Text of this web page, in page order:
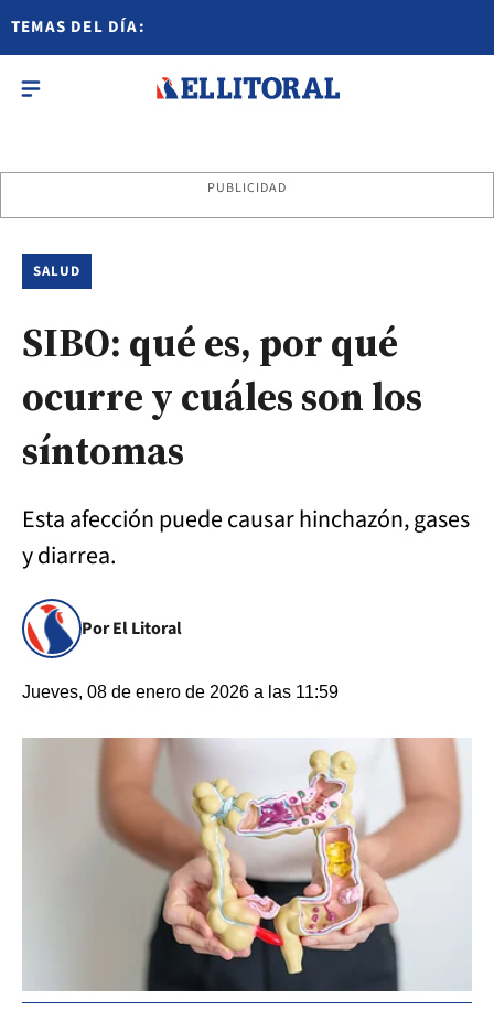
TEMAS DEL DÍA:
PUBLICIDAD
SALUD
SIBO: qué es, por qué
ocurre y cuáles son los
síntomas
Esta afección puede causar hinchazón, gases
y diarrea.
Por El Litoral
Jueves, 08 de enero de 2026 a las 11:59